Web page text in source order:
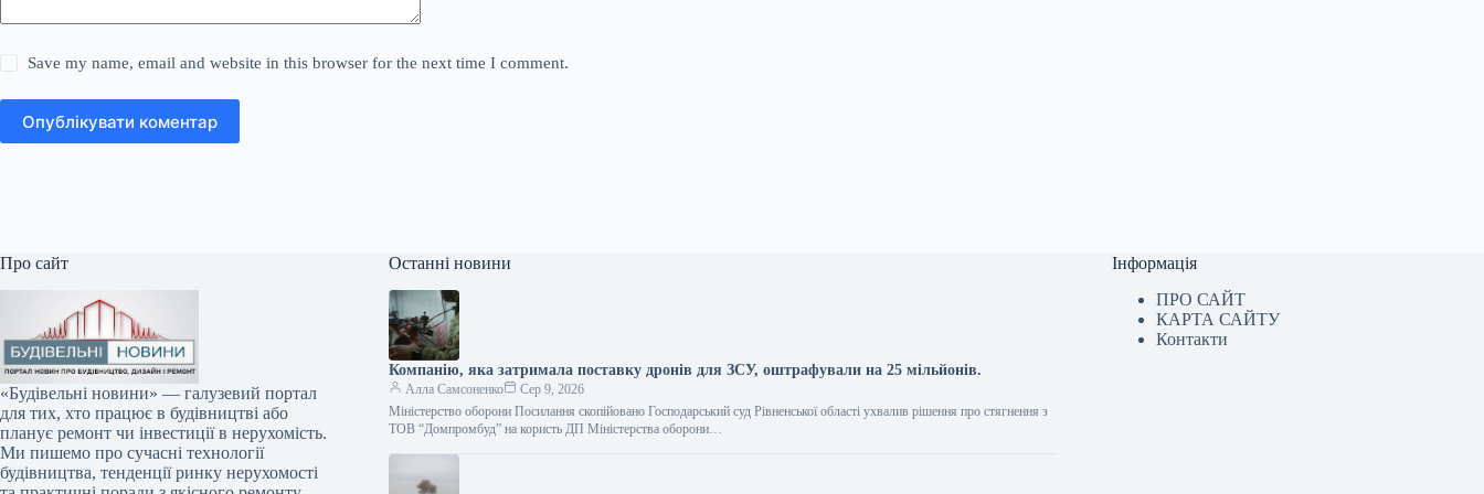
Save my name, email and website in this browser for the next time I comment.
Опублікувати коментар
Про сайт
«Будівельні новини» — галузевий портал
для тих, хто працює в будівництві або
планує ремонт чи інвестиції в нерухомість.
Ми пишемо про сучасні технології
будівництва, тенденції ринку нерухомості
Останні новини
Компанію, яка затримала поставку дронів для ЗСУ, оштрафували на 25 мільйонів.
Алла Самсоненко
Сер 9, 2026
Міністерство оборони Посилання скопійовано Господарський суд Рівненської області ухвалив рішення про стягнення з
ТОВ “Домпромбуд” на користь ДП Міністерства оборони…
Інформація
ПРО САЙТ
КАРТА САЙТУ
Контакти